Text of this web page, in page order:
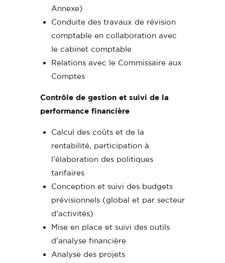
Annexe)
Conduite des travaux de révision
comptable en collaboration avec
le cabinet comptable
Relations avec le Commissaire aux
Comptes
Contrôle de gestion et suivi de la
performance financière
Calcul des coûts et de la
rentabilité, participation à
l’élaboration des politiques
tarifaires
Conception et suivi des budgets
prévisionnels (global et par secteur
d’activités)
Mise en place et suivi des outils
d’analyse financière
Analyse des projets